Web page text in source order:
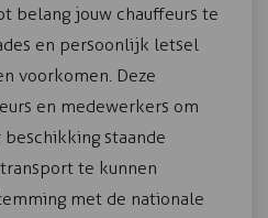
belang jouw chauffeurs te
en persoonlijk letsel
voorkomen. Deze
en medewerkers om
staande
te kunnen
met de nationale